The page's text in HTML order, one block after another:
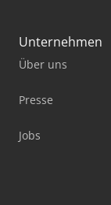
Unternehmen
Über uns
Presse
Jobs